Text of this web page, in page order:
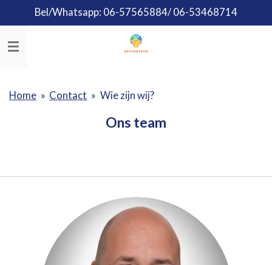
direct
naar
Bel/Whatsapp: 06-57565884/ 06-53468714
Home » Contact » Wie zijn wij?
Ons team